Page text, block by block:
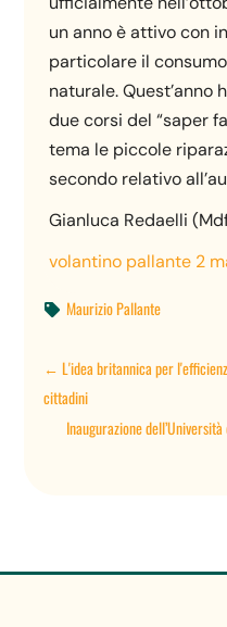
un anno è attivo con
particolare il
naturale. Quest’anno
due corsi del “saper
tema le piccole
secondo relativo
Gianluca Redaelli
volantino pallante 2
 Maurizio Pallante
←L'idea britannica per
cittadini
Inaugurazione